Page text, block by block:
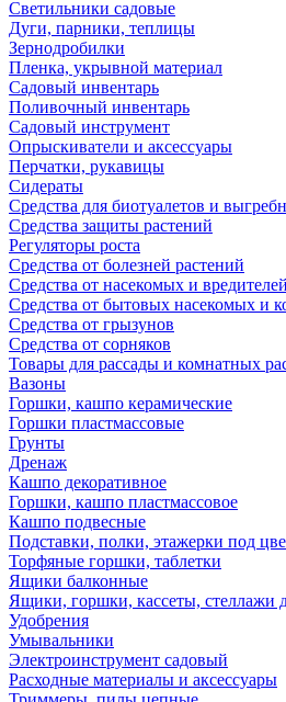
Светильники садовые
Дуги, парники, теплицы
Зернодробилки
Пленка, укрывной материал
Садовый инвентарь
Поливочный инвентарь
Садовый инструмент
Опрыскиватели и аксессуары
Перчатки, рукавицы
Сидераты
Средства для биотуалетов и
Средства защиты растений
Регуляторы роста
Средства от болезней растений
Средства от насекомых и вредителей
Средства от бытовых насекомых и
Средства от грызунов
Средства от сорняков
Товары для рассады и комнатных
Вазоны
Горшки, кашпо керамические
Горшки пластмассовые
Грунты
Дренаж
Кашпо декоративное
Горшки, кашпо пластмассовое
Кашпо подвесные
Подставки, полки, этажерки под
Торфяные горшки, таблетки
Ящики балконные
Ящики, горшки, кассеты, стеллажи
Удобрения
Умывальники
Электроинструмент садовый
Расходные материалы и аксессуары